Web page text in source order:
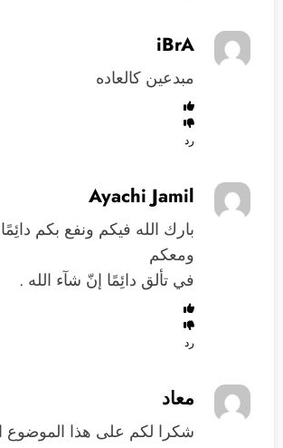
iBrA
مبدعين كالعاده
رد
Ayachi Jamil
بارك الله فيكم ونفع بكم
ومعكم
في تألق دائِمًا إنّ شآء الله .
رد
معاد
شكرا لكم على هذا الموضوع